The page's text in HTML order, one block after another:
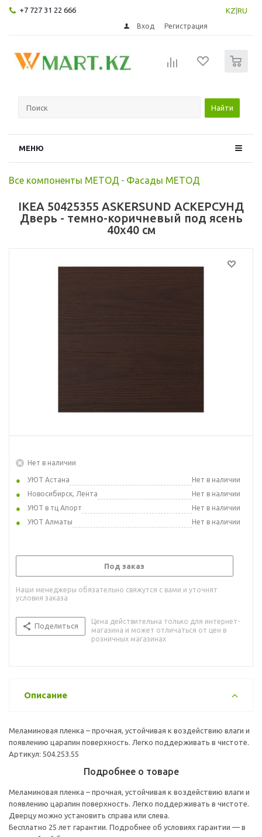
+7 727 31 22 666 KZ RU
Вход Регистрация
Найти
МЕНЮ
Все компоненты МЕТОД - Фасады МЕТОД
IKEA 50425355 ASKERSUND АСКЕРСУНД
Дверь - темно-коричневый под ясень
40x40 см
Нет в наличии
УЮТ Астана
Нет в наличии
Новосибирск, Лента
Нет в наличии
УЮТ в тц Апорт
Нет в наличии
УЮТ Алматы
Нет в наличии
Под заказ
Наши менеджеры обязательно свяжутся с вами и уточнят
условия заказа
Поделиться
Цена действительна только для интернет-
магазина и может отличаться от цен в
розничных магазинах
Описание
Меламиновая пленка – прочная, устойчивая к воздействию влаги и
появлению царапин поверхность. Легко поддерживать в чистоте.
Артикул: 504.253.55
Подробнее о товаре
Меламиновая пленка – прочная, устойчивая к воздействию влаги и
появлению царапин поверхность. Легко поддерживать в чистоте.
Дверцу можно установить справа или слева.
Бесплатно 25 лет гарантии. Подробнее об условиях гарантии — в